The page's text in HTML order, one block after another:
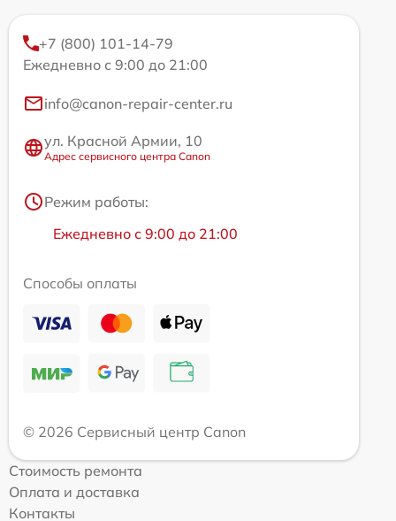
+7 (800) 101-14-79
Ежедневно с 9:00 до 21:00
info@canon-repair-center.ru
ул. Красной Армии, 10
Адрес сервисного центра Canon
Режим работы:
Ежедневно с 9:00 до 21:00
Способы оплаты
© 2026 Сервисный центр Canon
Стоимость ремонта
Оплата и доставка
Контакты